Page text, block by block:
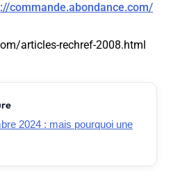
commande.abondance.com/
articles-rechref-2008.html
2024 : mais pourquoi une